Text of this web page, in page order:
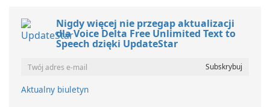
Nigdy więcej nie przegap aktualizacji
dla Voice Delta Free Unlimited Text to
Speech dzięki UpdateStar
Aktualny biuletyn